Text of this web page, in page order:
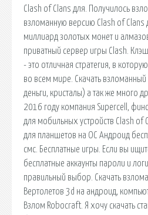
Clash of Clans для. Получилось
взломанную версию Clash of Clans
миллиард золотых монет и
приватный сервер игры Clash.
- это отличная стратегия, в
во всем мире. Скачать
деньги, кристалы) а так же много
2016 году компания Supercell,
для мобильных устройств Clash of
для планшетов на ОС Андроид
смс. Бесплатные игры. Если вы
бесплатные аккаунты пароли и
правильный выбор. Скачать
Вертолетов 3d на андроид,
Взлом Robocraft. Я хочу скачать